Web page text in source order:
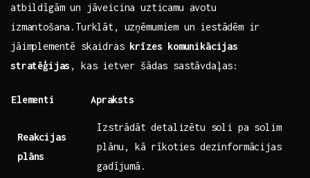
atbildīgām un jāveicina⁢ uzticamu avotu
izmantošana.Turklāt, uzņēmumiem⁢ un iestādēm⁤ ir
jāimplementē skaidras⁣ krīzes ⁣komunikācijas
stratēģijas , kas⁤ ietver šādas sastāvdaļas:
Elementi Apraksts
Reakcijas
plāns
Izstrādāt detalizētu soli ‌pa ‌solim
plānu, kā rīkoties dezinformācijas
gadījumā.